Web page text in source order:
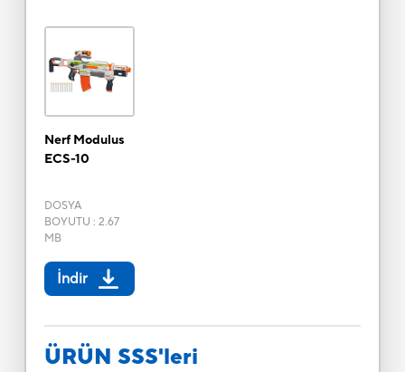
Nerf Modulus
ECS-10
DOSYA
BOYUTU : 2.67
MB
İndir
ÜRÜN SSS'leri